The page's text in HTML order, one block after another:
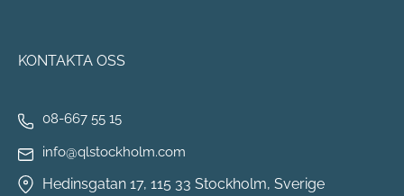
KONTAKTA OSS
08-667 55 15
info@qlstockholm.com
Hedinsgatan 17, 115 33 Stockholm, Sverige